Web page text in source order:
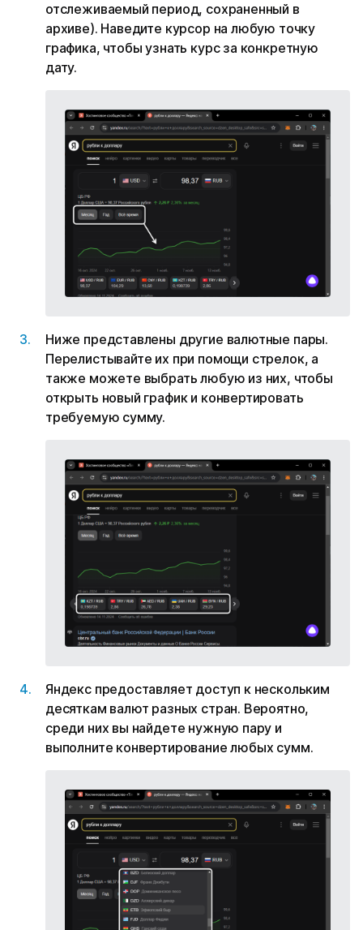
отслеживаемый период, сохраненный в
архиве). Наведите курсор на любую точку
графика, чтобы узнать курс за конкретную
дату.
Ниже представлены другие валютные пары.
Перелистывайте их при помощи стрелок, а
также можете выбрать любую из них, чтобы
открыть новый график и конвертировать
требуемую сумму.
Яндекс предоставляет доступ к нескольким
десяткам валют разных стран. Вероятно,
среди них вы найдете нужную пару и
выполните конвертирование любых сумм.